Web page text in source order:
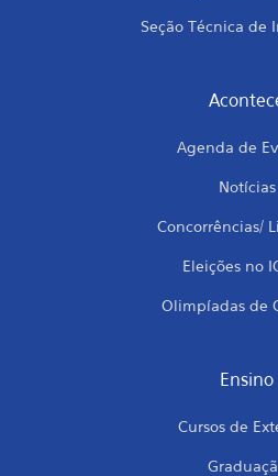
Seção Técnica de
Agenda de
Notícias
Concorrências/
Eleições no
Olimpíadas de
Ensino
Cursos de